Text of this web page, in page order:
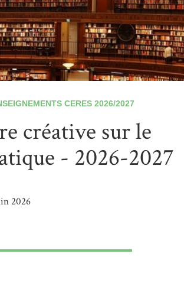
CERES 2026/2027
créative sur le
- 2026-2027
2026